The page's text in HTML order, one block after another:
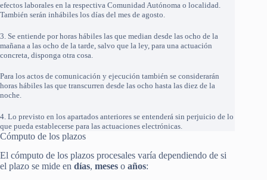
efectos laborales en la respectiva Comunidad Autónoma o localidad.
También serán inhábiles los días del mes de agosto.
3. Se entiende por horas hábiles las que median desde las ocho de la
mañana a las ocho de la tarde, salvo que la ley, para una actuación
concreta, disponga otra cosa.
Para los actos de comunicación y ejecución también se considerarán
horas hábiles las que transcurren desde las ocho hasta las diez de la
noche.
4. Lo previsto en los apartados anteriores se entenderá sin perjuicio de lo
que pueda establecerse para las actuaciones electrónicas.
Cómputo de los plazos
El cómputo de los plazos procesales varía dependiendo de si
el plazo se mide en días, meses o años: